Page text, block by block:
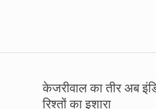
CLEVER!
केजरीवाल का तीर अब
रिश्तों का इशारा